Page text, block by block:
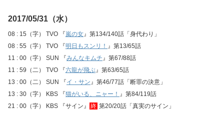
2017/05/31（水）
08 : 15（字） TVO 『嵐の女 』第134/140話「身代わり」
08 : 55（字） TVO 『明日もスンリ！ 』第13/65話
11 : 00（字） SUN 『みんなキムチ 』第67/88話
11 : 59（二） TVO 『六龍が飛ぶ 』第63/65話
13 : 00（二） SUN 『イ・サン 』第46/77話「断罪の決意」
13 : 30（字） KBS 『猫がいる、ニャー！ 』第84/119話
21 : 00（字） KBS 『サイン』
終 第20/20話「真実のサイン」